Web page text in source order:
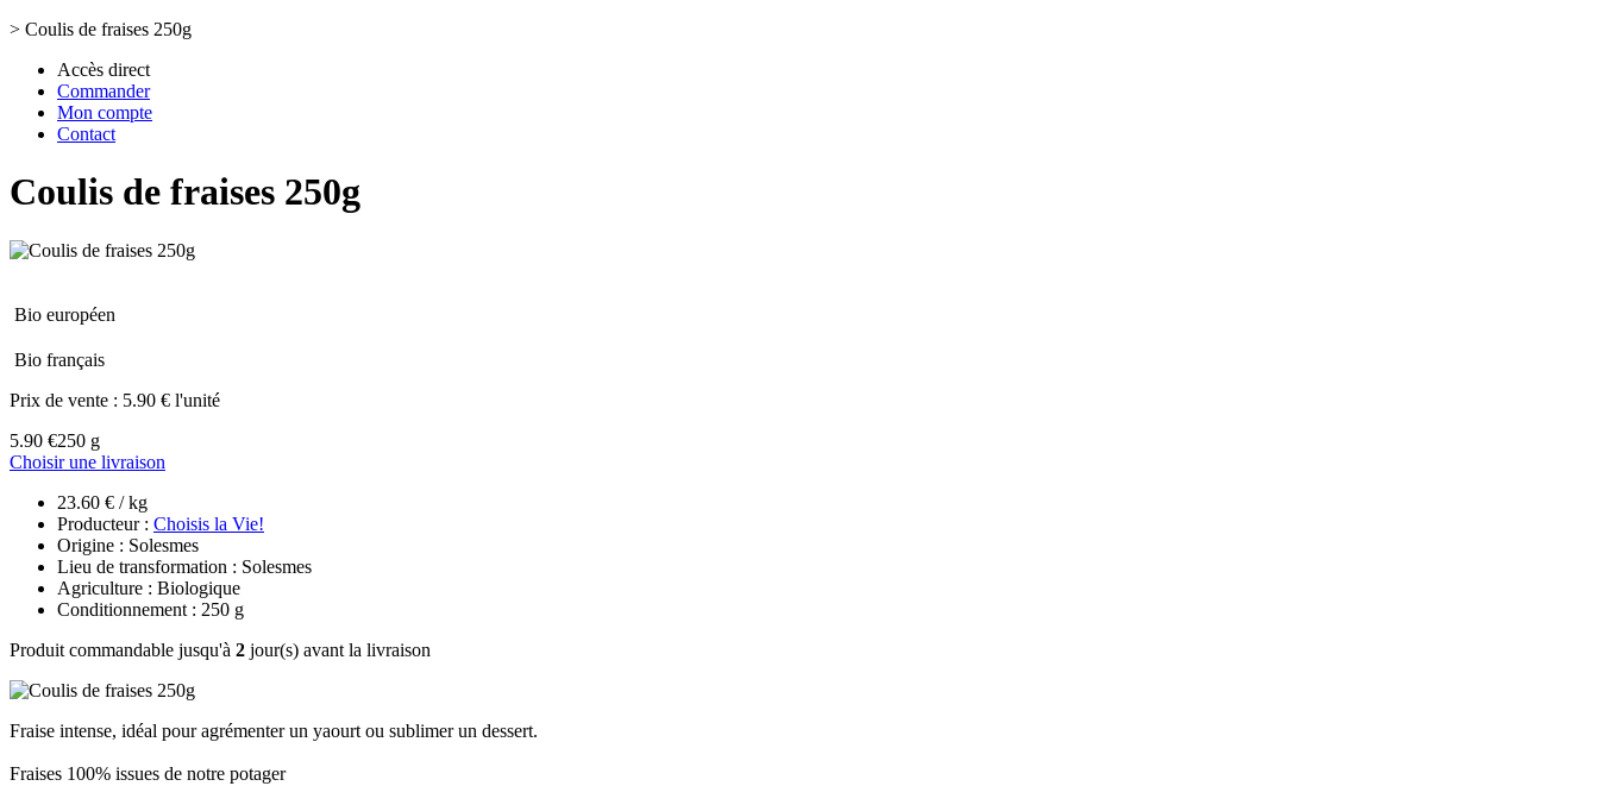
> Coulis de fraises 250g
Accès direct
Commander
Mon compte
Contact
Coulis de fraises 250g
Bio européen
Bio français
Prix de vente : 5.90 € l'unité
5.90 €250 g
Choisir une livraison
23.60 € / kg
Producteur : Choisis la Vie!
Origine : Solesmes
Lieu de transformation : Solesmes
Agriculture : Biologique
Conditionnement : 250 g
Produit commandable jusqu'à 2 jour(s) avant la livraison
Fraise intense, idéal pour agrémenter un yaourt ou sublimer un dessert.
Fraises 100% issues de notre potager